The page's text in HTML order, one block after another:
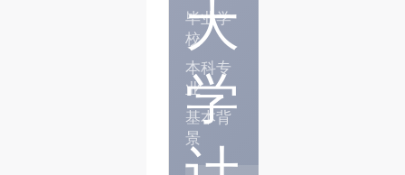
毕业学
校
本科专
业
基本背
景